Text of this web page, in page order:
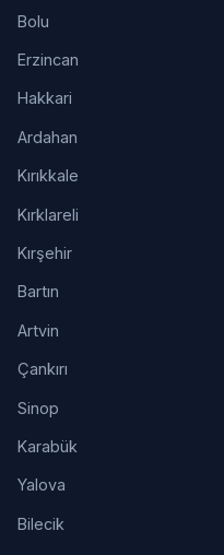
Bolu
Erzincan
Hakkari
Ardahan
Kırıkkale
Kırklareli
Kırşehir
Bartın
Artvin
Çankırı
Sinop
Karabük
Yalova
Bilecik